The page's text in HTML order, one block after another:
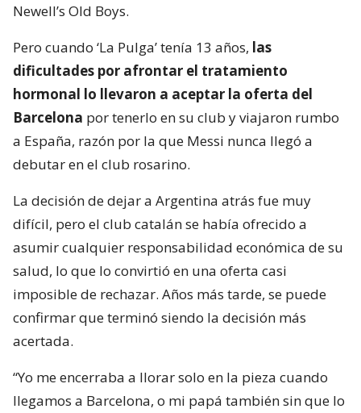
Newell’s Old Boys.
Pero cuando ‘La Pulga’ tenía 13 años, las
dificultades por afrontar el tratamiento
hormonal lo llevaron a aceptar la oferta del
Barcelona por tenerlo en su club y viajaron rumbo
a España, razón por la que Messi nunca llegó a
debutar en el club rosarino.
La decisión de dejar a Argentina atrás fue muy
difícil, pero el club catalán se había ofrecido a
asumir cualquier responsabilidad económica de su
salud, lo que lo convirtió en una oferta casi
imposible de rechazar. Años más tarde, se puede
confirmar que terminó siendo la decisión más
acertada.
“Yo me encerraba a llorar solo en la pieza cuando
llegamos a Barcelona, o mi papá también sin que lo